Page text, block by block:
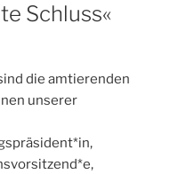
Schluss«
die amtierenden
unserer